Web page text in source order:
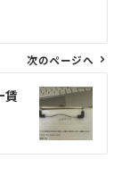
次のページへ
賃